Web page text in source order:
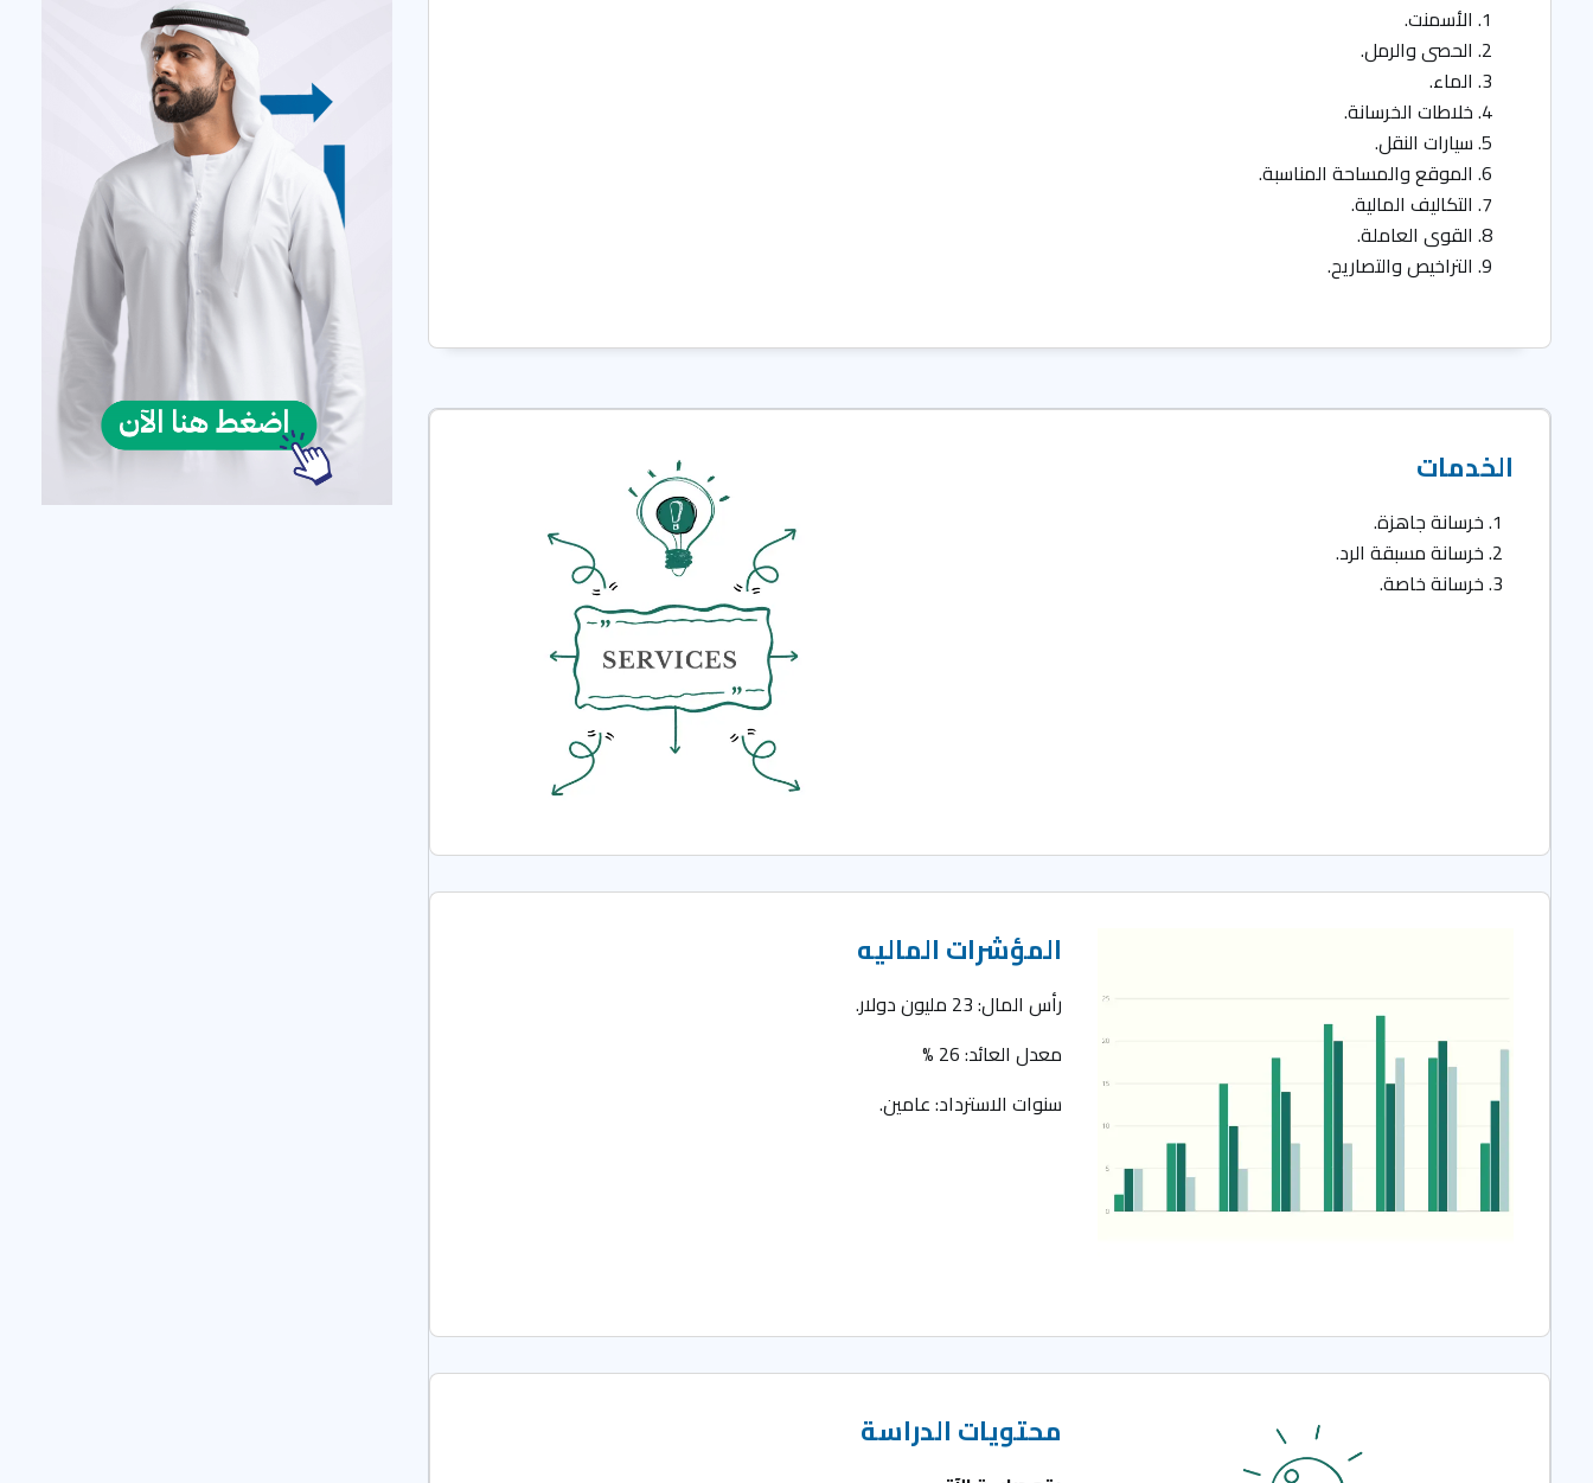
الأسمنت.
الحصى والرمل.
الماء.
خلاطات الخرسانة.
سيارات النقل.
الموقع والمساحة المناسبة.
التكاليف المالية.
القوى العاملة.
التراخيص والتصاريح.
الخدمات
خرسانة جاهزة.
خرسانة مسبقة الرد.
خرسانة خاصة.
المؤشرات الماليه
رأس المال: 23 مليون دولار.
معدل العائد: 26 %
سنوات الاسترداد: عامين.
محتويات الدراسة